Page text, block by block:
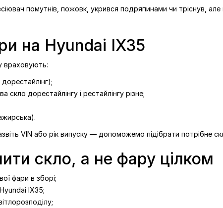
помутнів, пожовк, укрився подряпинами чи тріснув, але
на Hyundai IX35
враховують:
дорестайлінгу і рестайлінгу різне;
VIN або рік випуску — допоможемо підібрати потрібне
скло, а не фару цілком
фари в зборі;
IX35;